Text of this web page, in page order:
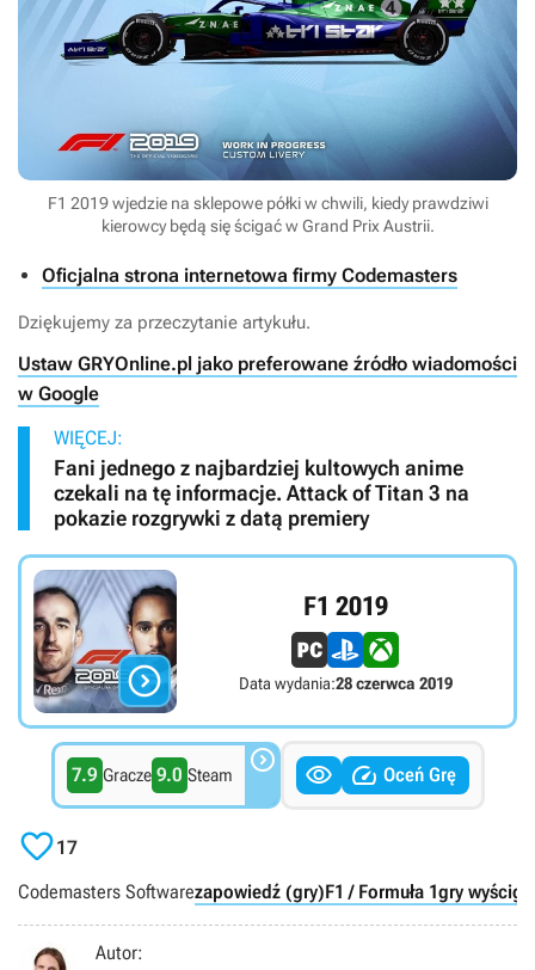
F1 2019 wjedzie na sklepowe półki w chwili, kiedy prawdziwi
kierowcy będą się ścigać w Grand Prix Austrii.
Oficjalna strona internetowa firmy Codemasters
Dziękujemy za przeczytanie artykułu.
Ustaw GRYOnline.pl jako preferowane źródło wiadomości
w Google
WIĘCEJ:
Fani jednego z najbardziej kultowych anime
czekali na tę informacje. Attack of Titan 3 na
pokazie rozgrywki z datą premiery

F1 2019
Data wydania:28 czerwca 2019
7.9 Gracze 9.0 Steam    Oceń Grę
17
Codemasters Softwarezapowiedź (gry)F1 / Formuła 1gry wyścigi
Autor: